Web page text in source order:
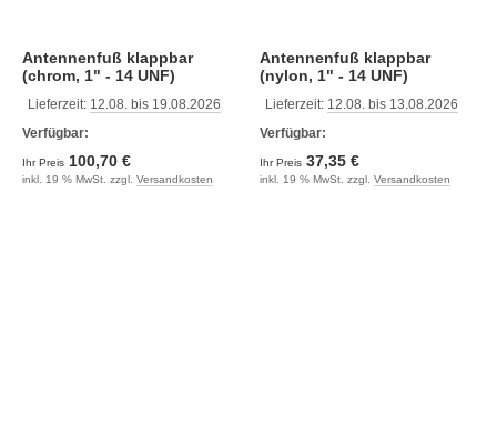
Antennenfuß klappbar
(chrom, 1" - 14 UNF)
Lieferzeit: 12.08. bis 19.08.2026
Verfügbar:
Ihr Preis 100,70 €
inkl. 19 % MwSt. zzgl. Versandkosten
Antennenfuß klappbar
(nylon, 1" - 14 UNF)
Lieferzeit: 12.08. bis 13.08.2026
Verfügbar:
Ihr Preis 37,35 €
inkl. 19 % MwSt. zzgl. Versandkosten